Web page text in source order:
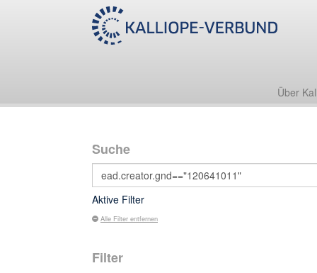
Über
Suche
Aktive Filter
Alle Filter entfernen
Filter